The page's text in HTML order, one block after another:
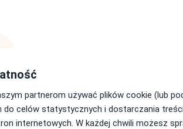
Dziś
7 Sie
Jutro
8 Sie
Ndz,
9 Sie
Pon,
10 Sie
partnerom używać plików cookie (lub
do celów statystycznych i dostarczania
internetowych. W każdej chwili możesz